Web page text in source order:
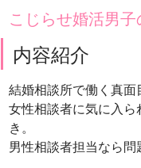
こじらせ婚活男
内容紹介
結婚相談所で働く真
女性相談者に気に入
き。
男性相談者担当なら問